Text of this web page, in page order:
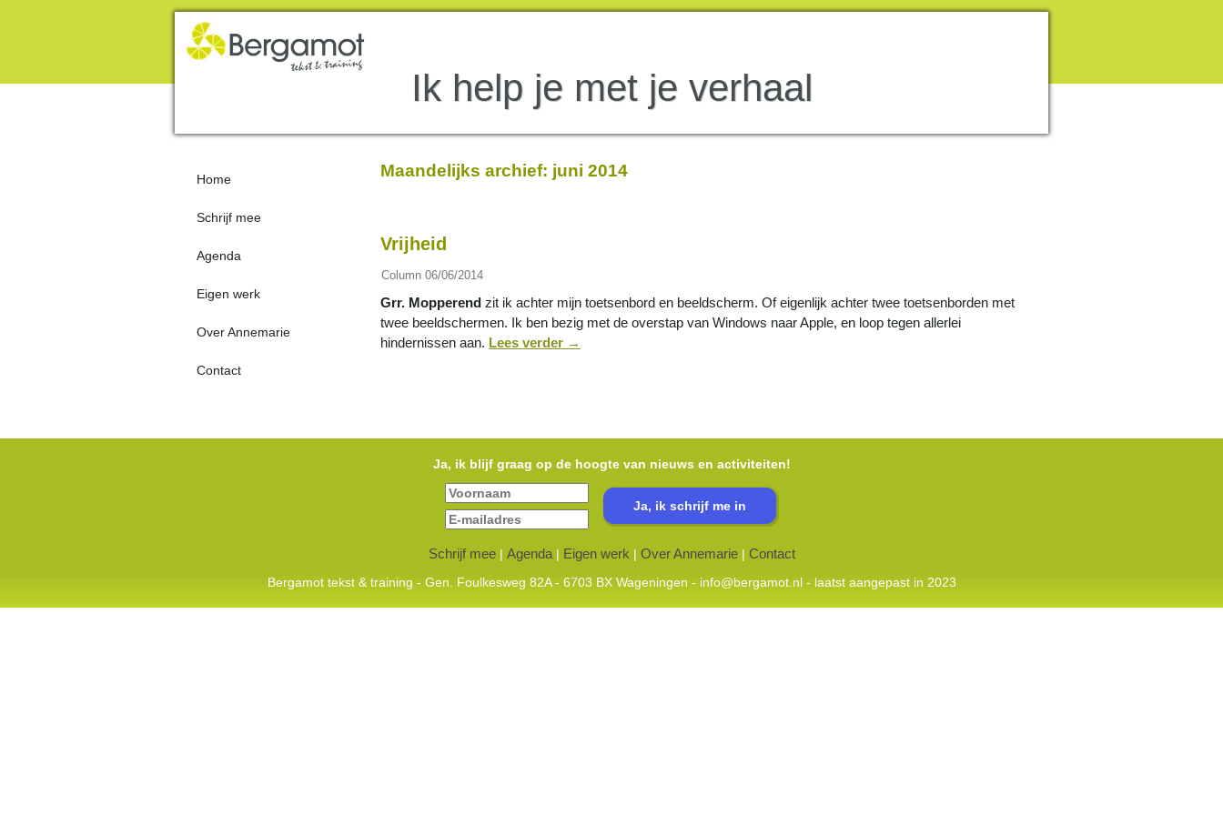
Ik help je met je verhaal
Home
Schrijf mee
Agenda
Eigen werk
Over Annemarie
Contact
Maandelijks archief: juni 2014
Vrijheid
Column 06/06/2014
Grr. Mopperend zit ik achter mijn toetsenbord en beeldscherm. Of eigenlijk achter twee toetsenborden met
twee beeldschermen. Ik ben bezig met de overstap van Windows naar Apple, en loop tegen allerlei
hindernissen aan. Lees verder →
Ja, ik blijf graag op de hoogte van nieuws en activiteiten!
Schrijf mee| Agenda| Eigen werk | Over Annemarie| Contact
Bergamot tekst & training - Gen. Foulkesweg 82A - 6703 BX Wageningen - info@bergamot.nl- laatst aangepast in 2023